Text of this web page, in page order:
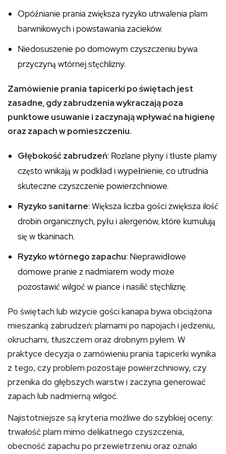
Opóźnianie prania zwiększa ryzyko utrwalenia plam
barwnikowych i powstawania zacieków.
Niedosuszenie po domowym czyszczeniu bywa
przyczyną wtórnej stęchlizny.
Zamówienie prania tapicerki po świętach jest
zasadne, gdy zabrudzenia wykraczają poza
punktowe usuwanie i zaczynają wpływać na higienę
oraz zapach w pomieszczeniu.
Głębokość zabrudzeń: Rozlane płyny i tłuste plamy
często wnikają w podkład i wypełnienie, co utrudnia
skuteczne czyszczenie powierzchniowe.
Ryzyko sanitarne: Większa liczba gości zwiększa ilość
drobin organicznych, pyłu i alergenów, które kumulują
się w tkaninach.
Ryzyko wtórnego zapachu: Nieprawidłowe
domowe pranie z nadmiarem wody może
pozostawić wilgoć w piance i nasilić stęchliznę.
Po świętach lub wizycie gości kanapa bywa obciążona
mieszanką zabrudzeń: plamami po napojach i jedzeniu,
okruchami, tłuszczem oraz drobnym pyłem. W
praktyce decyzja o zamówieniu prania tapicerki wynika
z tego, czy problem pozostaje powierzchniowy, czy
przenika do głębszych warstw i zaczyna generować
zapach lub nadmierną wilgoć.
Najistotniejsze są kryteria możliwe do szybkiej oceny:
trwałość plam mimo delikatnego czyszczenia,
obecność zapachu po przewietrzeniu oraz oznaki